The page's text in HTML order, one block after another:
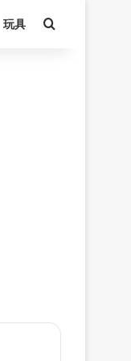
玩具 搜索